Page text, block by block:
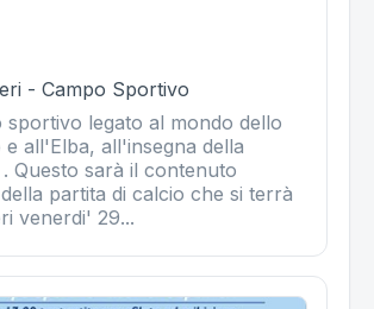
- Campo Sportivo
sportivo legato al mondo dello
all'Elba, all'insegna della
Questo sarà il contenuto
partita di calcio che si terrà
venerdi' 29...